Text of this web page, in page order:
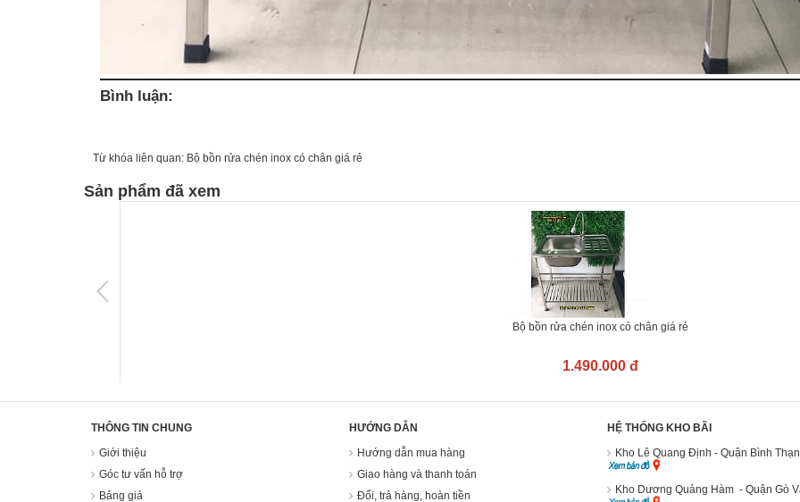
Bình luận:
Từ khóa liên quan: Bộ bồn rửa chén inox có chân giá rẻ
Sản phẩm đã xem
Bộ bồn rửa chén inox có chân giá rẻ
1.490.000 đ
THÔNG TIN CHUNG
Giới thiệu
Góc tư vấn hỗ trợ
Bảng giá
HƯỚNG DẪN
Hướng dẫn mua hàng
Giao hàng và thanh toán
Đổi, trả hàng, hoàn tiền
HỆ THỐNG KHO BÃI
Kho Lê Quang Định - Quận Bình
Kho Dương Quảng Hàm - Quận Gò